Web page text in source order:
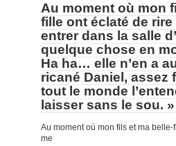
Au moment où mon
fille ont éclaté de
entrer dans la salle
quelque chose en
Ha ha… elle n’en a
ricané Daniel, assez
tout le monde
laisser sans le sou. »
Au moment où mon fils et ma
me